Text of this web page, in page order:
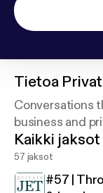
Tietoa
Conversations
business and
Kaikki jaksot
57 jaksot
#57 |